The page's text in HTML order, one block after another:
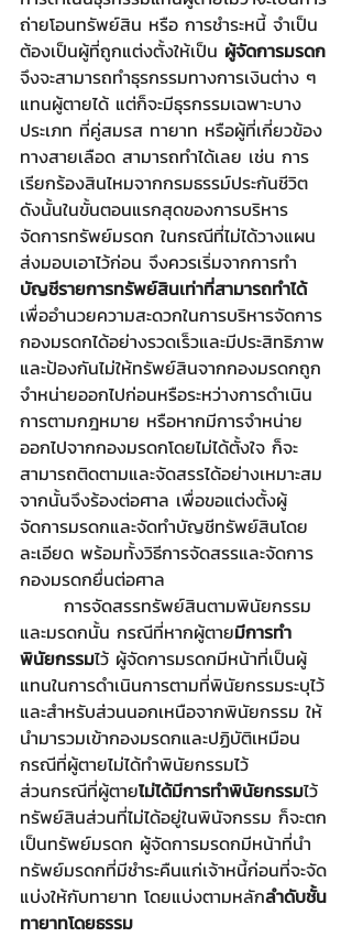
ถ่ายโอนทรัพย์สิน หรือ การชำระหนี้ จำเป็น
ต้องเป็นผู้ที่ถูกแต่งตั้งให้เป็น ผู้จัดการมรดก
จึงจะสามารถทำธุรกรรมทางการเงินต่าง ๆ
แทนผู้ตายได้ แต่ก็จะมีธุรกรรมเฉพาะบาง
ประเภท ที่คู่สมรส ทายาท หรือผู้ที่เกี่ยวข้อง
ทางสายเลือด สามารถทำได้เลย เช่น การ
เรียกร้องสินไหมจากกรมธรรม์ประกันชีวิต
ดังนั้นในขั้นตอนแรกสุดของการบริหาร
จัดการทรัพย์มรดก ในกรณีที่ไม่ได้วางแผน
ส่งมอบเอาไว้ก่อน จึงควรเริ่มจากการทำ
บัญชีรายการทรัพย์สินเท่าที่สามารถทำได้
เพื่ออำนวยความสะดวกในการบริหารจัดการ
กองมรดกได้อย่างรวดเร็วและมีประสิทธิภาพ
และป้องกันไม่ให้ทรัพย์สินจากกองมรดกถูก
จำหน่ายออกไปก่อนหรือระหว่างการดำเนิน
การตามกฎหมาย หรือหากมีการจำหน่าย
ออกไปจากกองมรดกโดยไม่ได้ตั้งใจ ก็จะ
สามารถติดตามและจัดสรรได้อย่างเหมาะสม
จากนั้นจึงร้องต่อศาล เพื่อขอแต่งตั้งผู้
จัดการมรดกและจัดทำบัญชีทรัพย์สินโดย
ละเอียด พร้อมทั้งวิธีการจัดสรรและจัดการ
กองมรดกยื่นต่อศาล
และมรดกนั้น กรณีที่หากผู้ตายมีการทำ
พินัยกรรมไว้ ผู้จัดการมรดกมีหน้าที่เป็นผู้
แทนในการดำเนินการตามที่พินัยกรรมระบุไว้
และสำหรับส่วนนอกเหนือจากพินัยกรรม ให้
นำมารวมเข้ากองมรดกและปฏิบัติเหมือน
กรณีที่ผู้ตายไม่ได้ทำพินัยกรรมไว้
ส่วนกรณีที่ผู้ตายไม่ได้มีการทำพินัยกรรมไว้
ทรัพย์สินส่วนที่ไม่ได้อยู่ในพินัจกรรม ก็จะตก
เป็นทรัพย์มรดก ผู้จัดการมรดกมีหน้าที่นำ
ทรัพย์มรดกที่มีชำระคืนแก่เจ้าหนี้ก่อนที่จะจัด
แบ่งให้กับทายาท โดยแบ่งตามหลักลำดับชั้น
ทายาทโดยธรรม